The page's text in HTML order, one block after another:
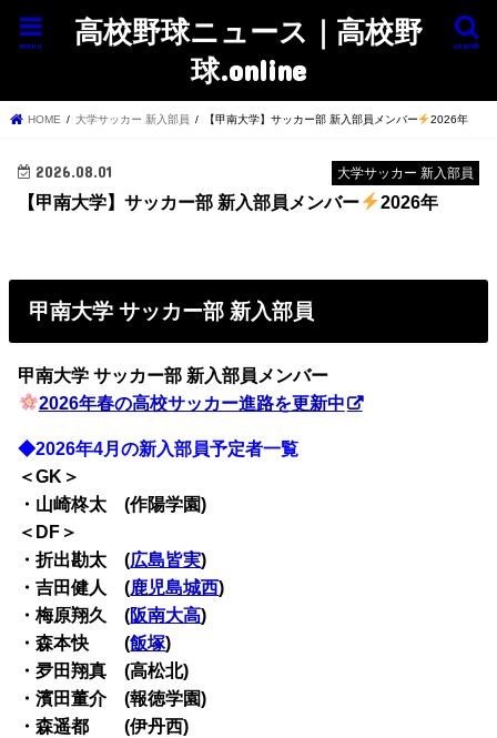
高校野球ニュース｜高校野
球.online
search
menu
HOME 大学サッカー 新入部員 【甲南大学】サッカー部 新入部員メンバー 2026年
大学サッカー 新入部員
2026.08.01
【甲南大学】サッカー部 新入部員メンバー 2026年
甲南大学 サッカー部 新入部員
甲南大学 サッカー部 新入部員メンバー
2026年春の高校サッカー進路を更新中
◆2026年4月の新入部員予定者一覧
＜GK＞
・山崎柊太 (作陽学園)
＜DF＞
・折出勘太 (広島皆実)
・吉田健人 (鹿児島城西)
・梅原翔久 (阪南大高)
・森本快 (飯塚)
・夛田翔真 (高松北)
・濱田董介 (報徳学園)
・森遥都 (伊丹西)